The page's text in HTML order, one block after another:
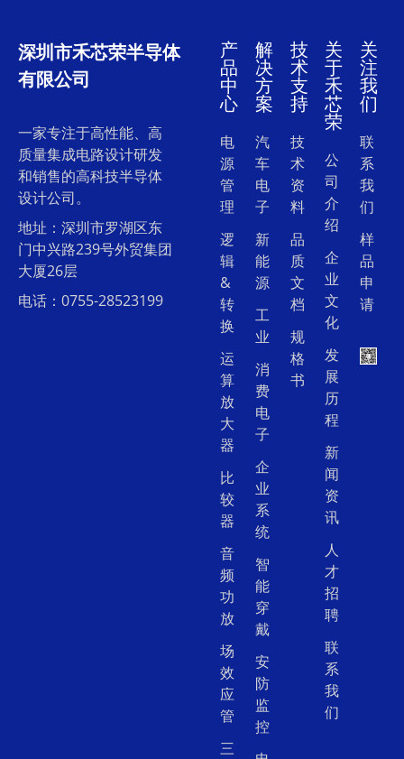
深圳市禾芯荣半导体
有限公司
一家专注于高性能、高
质量集成电路设计研发
和销售的高科技半导体
设计公司。
地址：深圳市罗湖区东
门中兴路239号外贸集团
大厦26层
电话：0755-28523199
产
品
中
心
电
源
管
理
逻
辑
&
转
换
运
算
放
大
器
比
较
器
音
频
功
放
场
效
应
管
三
解
决
方
案
汽
车
电
子
新
能
源
工
业
消
费
电
子
企
业
系
统
智
能
穿
戴
安
防
监
控
技
术
支
持
技
术
资
料
品
质
文
档
规
格
书
关
于
禾
芯
荣
公
司
介
绍
企
业
文
化
发
展
历
程
新
闻
资
讯
人
才
招
聘
联
系
我
们
关
注
我
们
联
系
我
们
样
品
申
请